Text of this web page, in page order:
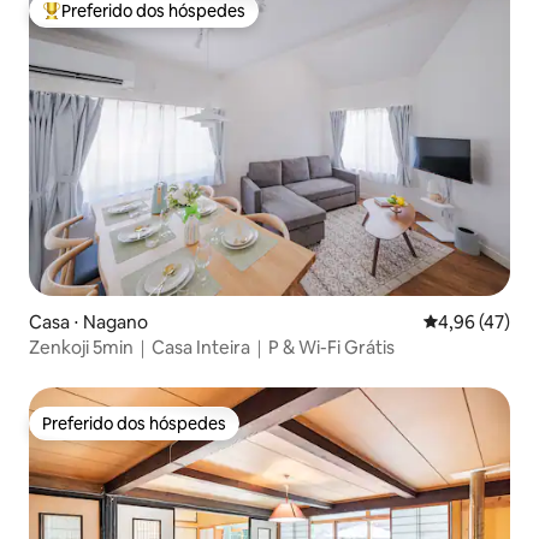
Entre os melhores preferidos dos hóspedes
Preferido dos hóspedes
Casa ⋅ Nagano 4,96 de uma
4,96 (47)
Zenkoji 5min｜Casa Inteira｜P & Wi-Fi Grátis
Preferido dos hóspedes
Preferido dos hóspedes